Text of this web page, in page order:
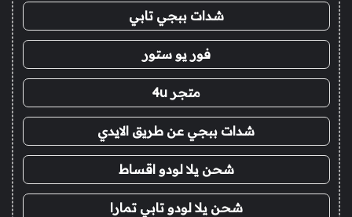
شدات ببجي تابي
فور يو ستور
متجر 4u
شدات ببجي عن طريق الايدي
شحن يلا لودو اقساط
شحن يلا لودو تابي تمارا